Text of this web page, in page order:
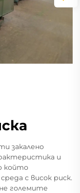
закалено
и
който
с висок риск.
големите